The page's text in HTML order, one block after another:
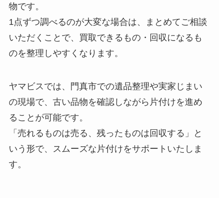
物です。
1点ずつ調べるのが大変な場合は、まとめてご相談
いただくことで、買取できるもの・回収になるも
のを整理しやすくなります。
ヤマビスでは、門真市での遺品整理や実家じまい
の現場で、古い品物を確認しながら片付けを進め
ることが可能です。
「売れるものは売る、残ったものは回収する」と
いう形で、スムーズな片付けをサポートいたしま
す。